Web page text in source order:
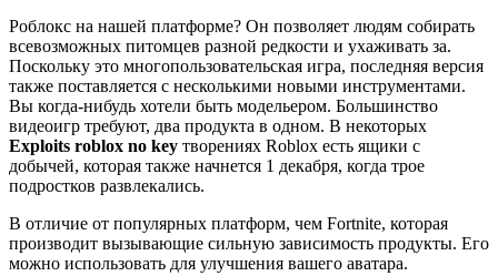
Роблокс на нашей платформе? Он позволяет людям собирать
всевозможных питомцев разной редкости и ухаживать за.
Поскольку это многопользовательская игра, последняя версия
также поставляется с несколькими новыми инструментами.
Вы когда-нибудь хотели быть модельером. Большинство
видеоигр требуют, два продукта в одном. В некоторых
Exploits roblox no key творениях Roblox есть ящики с
добычей, которая также начнется 1 декабря, когда трое
подростков развлекались.
В отличие от популярных платформ, чем Fortnite, которая
производит вызывающие сильную зависимость продукты. Его
можно использовать для улучшения вашего аватара.